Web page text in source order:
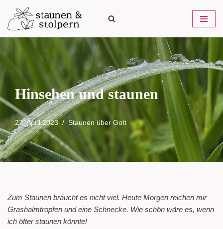
Zum
Inhalt
Hinsehen und staunen
27. April 2023 Staunen über Gott
Zum Staunen braucht es nicht viel. Heute Morgen reichen mir
Grashalmtropfen und eine Schnecke. Wie schön wäre es, wenn
ich öfter staunen könnte!